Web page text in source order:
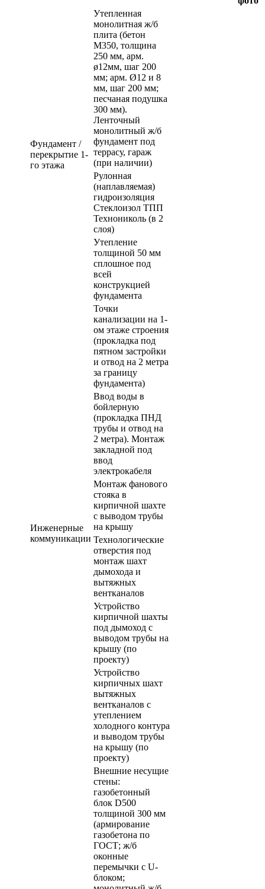
Фундамент /
перекрытие 1-
го этажа
Утепленная
монолитная ж/б
плита (бетон
М350, толщина
250 мм, арм.
ø12мм, шаг 200
мм; арм. Ø12 и 8
мм, шаг 200 мм;
песчаная подушка
300 мм).
Ленточный
монолитный ж/б
фундамент под
террасу, гараж
(при наличии)
Рулонная
(наплавляемая)
гидроизоляция
Стеклоизол ТПП
Технониколь (в 2
слоя)
Утепление
толщиной 50 мм
сплошное под
всей
конструкцией
фундамента
Инженерные
коммуникации
Точки
канализации на 1-
ом этаже строения
(прокладка под
пятном застройки
и отвод на 2 метра
за границу
фундамента)
Ввод воды в
бойлерную
(прокладка ПНД
трубы и отвод на
2 метра). Монтаж
закладной под
ввод
электрокабеля
Монтаж фанового
стояка в
кирпичной шахте
с выводом трубы
на крышу
Технологические
отверстия под
монтаж шахт
дымохода и
вытяжных
вентканалов
Устройство
кирпичной шахты
под дымоход с
выводом трубы на
крышу (по
проекту)
Устройство
кирпичных шахт
вытяжных
вентканалов с
утеплением
холодного контура
и выводом трубы
на крышу (по
проекту)
Внешние несущие
стены:
газобетонный
блок D500
толщиной 300 мм
(армирование
газобетона по
ГОСТ; ж/б
оконные
перемычки с U-
блоком;